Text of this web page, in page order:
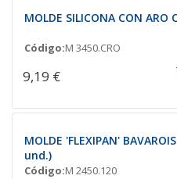
MOLDE SILICONA CON ARO
Código:M 3450.CRO
9,19 €
MOLDE 'FLEXIPAN'
und.)
Código:M 2450.120